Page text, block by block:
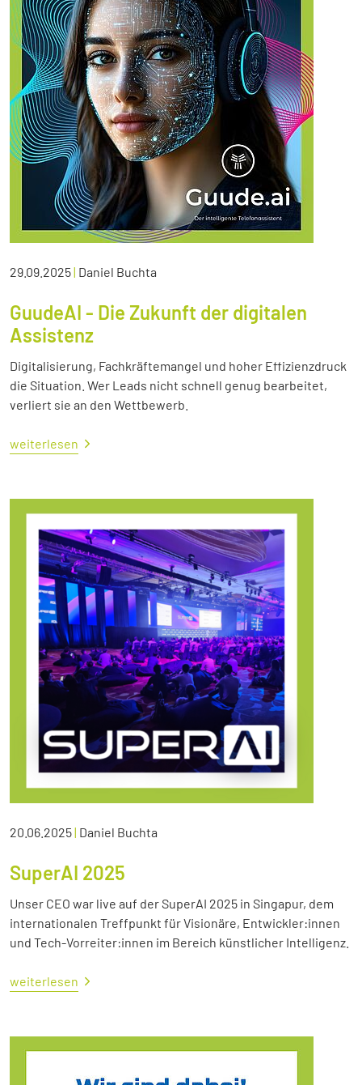
29.09.2025| Daniel Buchta
GuudeAI - Die Zukunft der digitalen
Assistenz
Digitalisierung, Fachkräftemangel und hoher Effizienzdruck
die Situation. Wer Leads nicht schnell genug bearbeitet,
verliert sie an den Wettbewerb.
weiterlesen
20.06.2025| Daniel Buchta
SuperAI 2025
Unser CEO war live auf der SuperAI 2025 in Singapur, dem
internationalen Treffpunkt für Visionäre, Entwickler:innen
und Tech-Vorreiter:innen im Bereich künstlicher Intelligenz.
weiterlesen